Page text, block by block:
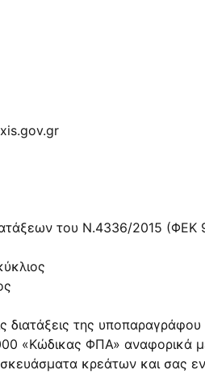
του Ν.4336/2015 (ΦΕΚ
διατάξεις της
«Κώδικας ΦΠΑ»
κρεάτων και σας